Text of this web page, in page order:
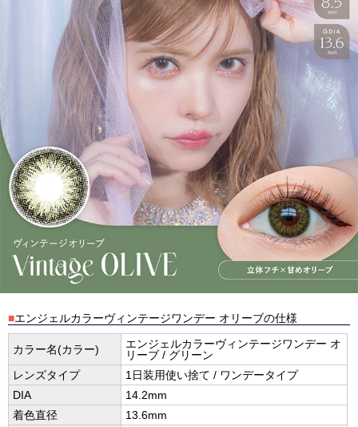
■エンジェルカラーヴィンテージワンデー オリーブの仕様
カラー名(カラー)
エンジェルカラーヴィンテージワンデー オ
リーブ / グリーン
レンズタイプ
1日装用使い捨て / ワンデータイプ
DIA
14.2mm
着色直径
13.6mm